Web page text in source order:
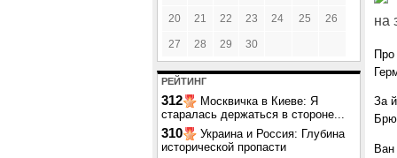
20 21 22 23 24 25 26
27 28 29 30
РЕЙТИНГ
312
Москвичка в Киеве: Я
старалась держаться в стороне...
310
Украина и Россия: Глубина
исторической пропасти
на
Про
За
Ван